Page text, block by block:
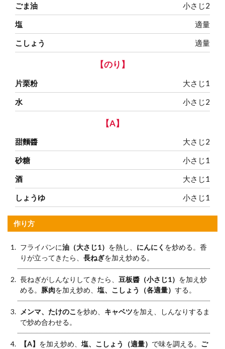
ごま油 小さじ2
塩 適量
こしょう 適量
【のり】
片栗粉 大さじ1
水 小さじ2
【A】
甜麵醬 大さじ2
砂糖 小さじ1
酒 大さじ1
しょうゆ 小さじ1
作り方
フライパンに油（大さじ1） を熱し、 にんにく を炒める。香
りが立ってきたら、 長ねぎを加え炒める。
長ねぎがしんなりしてきたら、 豆板醬（小さじ1） を加え炒
める。 豚肉を加え炒め、 塩、こしょう（各適量） する。
メンマ、たけのこ を炒め、 キャベツを加え、しんなりするま
で炒め合わせる。
【A】 を加え炒め、 塩、こしょう（適量） で味を調える。 ご